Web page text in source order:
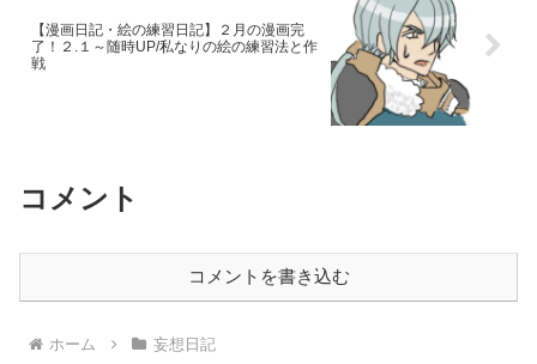
【漫画日記・絵の練習日記】２月の漫画完
了！２.１～随時UP/私なりの絵の練習法と作
戦
コメント
コメントを書き込む
ホーム 妄想日記